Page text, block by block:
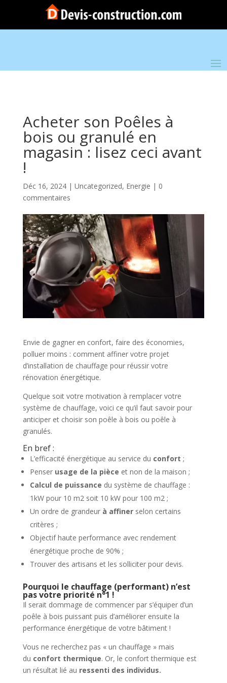
Acheter son Poêles à
bois ou granulé en
magasin : lisez ceci avant
!
Déc 16, 2024| Uncategorized, Energie | 0
commentaires
Envie de gagner en confort, faire des économies,
polluer moins : comment affiner votre projet
d’installation de chauffage pour réussir votre
rénovation énergétique.
Quelque soit votre motivation à remplacer votre
système de chauffage, voici ce qu’il faut savoir pour
anticiper et choisir son poêle à bois ou poêle à
granulés.
En bref :
L’efficacité énergétique au service du confort ;
Penser usage de la pièce et non de la maison ;
Calcul de puissance du système de chauffage :
1kW pour 10 m2 soit 10 kW pour 100 m2 ;
Un ordre de grandeur à affinerselon certains
critères ;
Objectif haute performance avec rendement
énergétique proche de 90% ;
Trouver des artisans et les solliciter pour devis.
Pourquoi le chauffage (performant) n’est
pas votre priorité n°1 !
Il serait dommage de commencer par s’équiper d’un
poêle à bois puissant puis d’améliorer ensuite la
performance énergétique de votre bâtiment !
Vous ne recherchez pas « un chauffage » mais
du confort thermique. Or, le confort thermique est
un résultat lié au ressenti des individus.